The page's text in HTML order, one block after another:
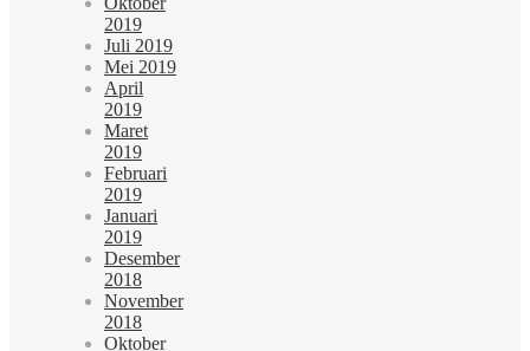
2019
Juli 2019
Mei 2019
April
2019
Maret
2019
Februari
2019
Januari
2019
Desember
2018
November
2018
Oktober